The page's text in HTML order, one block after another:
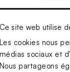
Ce site web utilise
Les cookies nous
médias sociaux et
Nous partageons
tissu rose